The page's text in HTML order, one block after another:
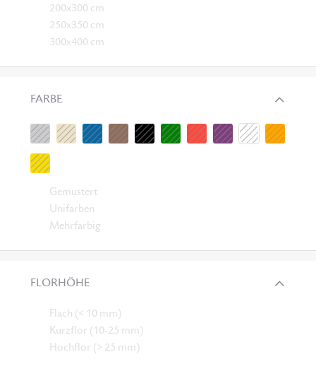
200x300 cm
250x350 cm
300x400 cm
FARBE
Gemustert
Unifarben
Mehrfarbig
FLORHÖHE
Flach (< 10 mm)
Kurzflor (10-25 mm)
Hochflor (> 25 mm)